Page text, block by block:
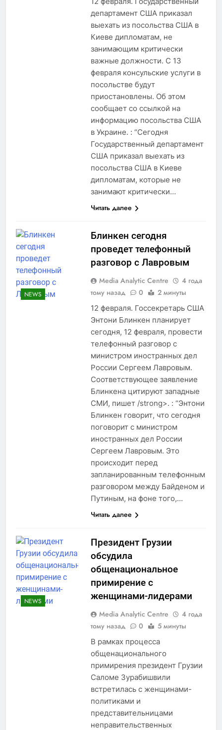
департамент США приказал
выехать из посольства США в
Киеве дипломатам, не
занимающим критически
важные должности. С 13
февраля консульские услуги в
посольстве будут
приостановлены. Об этом
сообщает со ссылкой на
информацию посольства США
в Украине. : “Сегодня
Государственный департамент
США приказал выехать из
посольства США в Киеве
дипломатам, которые не
занимают критически…
Читать далее
NEWS
Блинкен сегодня
проведет телефонный
разговор с Лавровым
Media Analytic Centre
4 года
тому назад
0 2 минуты
12 февраля. Госсекретарь США
Энтони Блинкен планирует
сегодня, 12 февраля, провести
телефонный разговор с
министром иностранных дел
России Сергеем Лавровым.
Соответствующее заявление
Блинкена цитируют западные
СМИ, пишет /strong>. : “Энтони
Блинкен говорит, что сегодня
поговорит с министром
иностранных дел России
Сергеем Лавровым. Это
происходит перед
запланированным телефонным
разговором между Байденом и
Путиным, на фоне того,…
Читать далее
NEWS
Президент Грузии
обсудила
общенациональное
примирение с
женщинами-лидерами
Media Analytic Centre
4 года
тому назад
0 5 минуты
В рамках процесса
общенационального
примирения президент Грузии
Саломе Зурабишвили
встретилась с женщинами-
политиками и
представительницами
неправительственных